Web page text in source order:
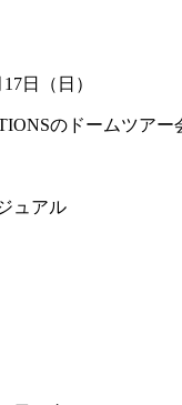
日（日）
のドームツアー
ュアル